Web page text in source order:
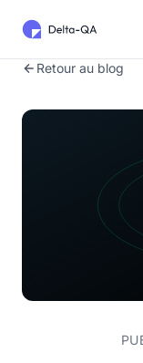
Retour au blog